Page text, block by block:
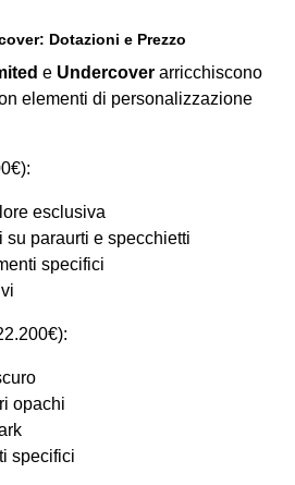
Dotazioni e Prezzo
e Undercover arricchiscono
elementi di personalizzazione
esclusiva
su paraurti e specchietti
specifici
opachi
specifici